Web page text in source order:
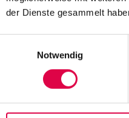
der Dienste gesammelt
Notwendig